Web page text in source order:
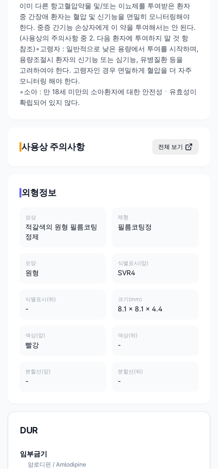
이미 다른 항고혈압약물 및/또는 이뇨제를 투여받은 환자
중 간장애 환자는 혈압 및 신기능을 면밀히 모니터링해야
한다. 중증 간기능 손상자에게 이 약을 투여해서는 안 된다.
(사용상의 주의사항 중 2. 다음 환자에 투여하지 말 것 항
참조)∘고령자 : 일반적으로 낮은 용량에서 투여를 시작하며,
용량조절시 환자의 신기능 또는 심기능, 유병질환 등을
고려하여야 한다. 고령자인 경우 면밀하게 혈압을 더 자주
모니터링 해야 한다.
∘소아 : 만 18세 미만의 소아환자에 대한 안전성ㆍ유효성이
확립되어 있지 않다.
사용상 주의사항 전체 보기
외형정보
성상
적갈색의 원형 필름코팅
정제
제형
필름코팅정
모양
원형
식별표시(앞)
SVR4
식별표시(뒤)
-
크기(mm)
8.1 x 8.1 x 4.4
색상(앞)
빨강
색상(뒤)
-
분할선(앞)
-
분할선(뒤)
-
DUR
임부금기
암로디핀 / Amlodipine